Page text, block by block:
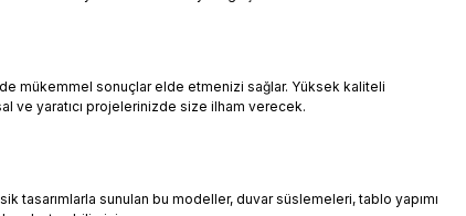
mükemmel sonuçlar elde etmenizi sağlar. Yüksek kaliteli
ve yaratıcı projelerinizde size ilham verecek.
tasarımlarla sunulan bu modeller, duvar süslemeleri, tablo yapımı